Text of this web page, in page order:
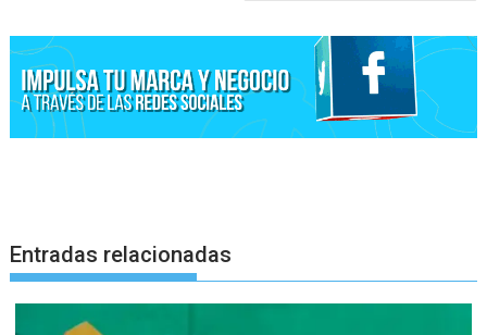
Entradas relacionadas